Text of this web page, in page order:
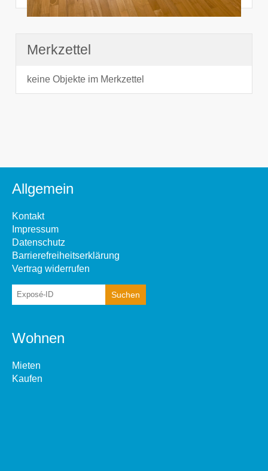
Merkzettel
keine Objekte im Merkzettel
Allgemein
Kontakt
Impressum
Datenschutz
Barrierefreiheitserklärung
Vertrag widerrufen
Wohnen
Mieten
Kaufen